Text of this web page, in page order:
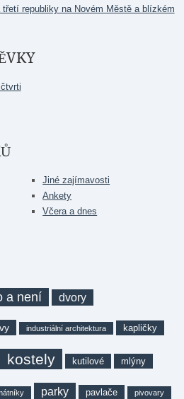
republiky na Novém Městě a blízkém
Jiné zajímavosti
Ankety
Včera a dnes
a není dvory
industriální architektura kapličky
kostely kutilové mlýny
parky pavlače pivovary